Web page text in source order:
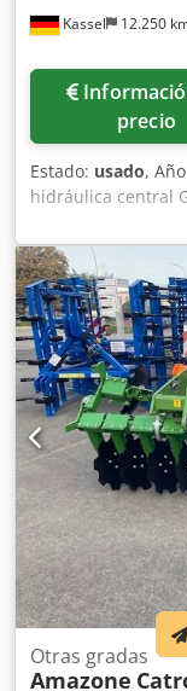
Kassel 12.250
Información de
precio
Estado: usado,
hidráulica central
80, 1 cuerpo de
par de puntas de
para STW / 35, 1
disco cuchilla
Dcjdpfx Asr
Otras gradas
Amazone